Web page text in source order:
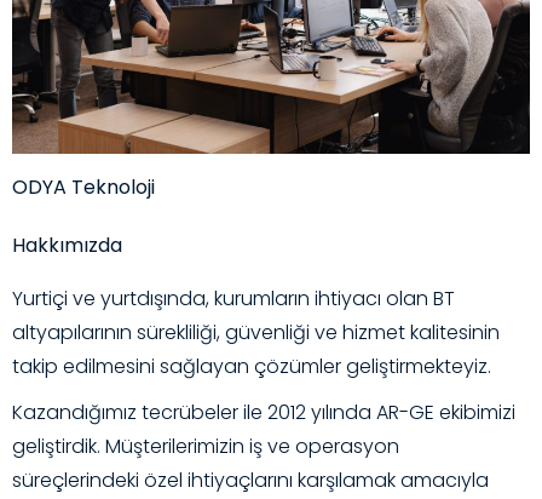
ODYA Teknoloji
Hakkımızda
Yurtiçi ve yurtdışında, kurumların ihtiyacı olan BT
altyapılarının sürekliliği, güvenliği ve hizmet kalitesinin
takip edilmesini sağlayan çözümler geliştirmekteyiz.
Kazandığımız tecrübeler ile 2012 yılında AR-GE ekibimizi
geliştirdik. Müşterilerimizin iş ve operasyon
süreçlerindeki özel ihtiyaçlarını karşılamak amacıyla